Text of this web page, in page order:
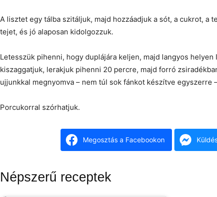
A lisztet egy tálba szitáljuk, majd hozzáadjuk a sót, a cukrot, a
tejet, és jó alaposan kidolgozzuk.
Letesszük pihenni, hogy duplájára keljen, majd langyos
kiszaggatjuk, lerakjuk pihenni 20 percre, majd forró
ujjunkkal megnyomva – nem túl sok fánkot készítve egyszerre
Porcukorral szórhatjuk.
Megosztás a Facebookon
Népszerű receptek